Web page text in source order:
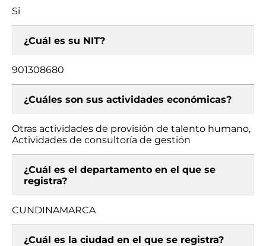
Si
¿Cuál es su NIT?
901308680
¿Cuáles son sus actividades económicas?
Otras actividades de provisión de talento humano,
Actividades de consultoría de gestión
¿Cuál es el departamento en el que se
registra?
CUNDINAMARCA
¿Cuál es la ciudad en el que se registra?